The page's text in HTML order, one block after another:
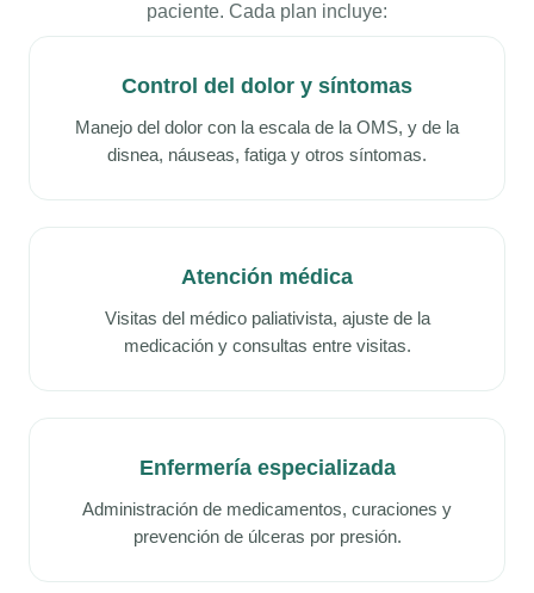
paciente. Cada plan incluye:
Control del dolor y síntomas
Manejo del dolor con la escala de la OMS, y de la
disnea, náuseas, fatiga y otros síntomas.
Atención médica
Visitas del médico paliativista, ajuste de la
medicación y consultas entre visitas.
Enfermería especializada
Administración de medicamentos, curaciones y
prevención de úlceras por presión.